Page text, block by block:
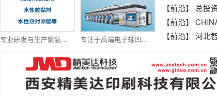
专业研发与生产聚氨酯复合胶41年、溶剂型胶黏剂、无溶剂胶黏剂、水性胶黏剂、水性热封涂层等 专注于高端电子轴凹版印刷机解决方案
【前沿】
总投资3亿！
【前沿】
CHINAPLAS
【前沿】
河北智优